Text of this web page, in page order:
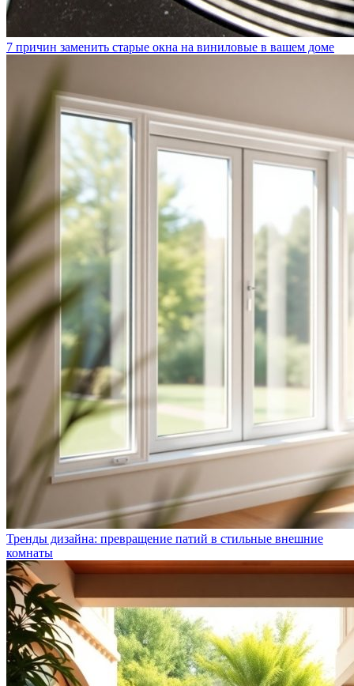
7 причин заменить старые окна на виниловые в вашем доме
Тренды дизайна: превращение патий в стильные внешние
комнаты